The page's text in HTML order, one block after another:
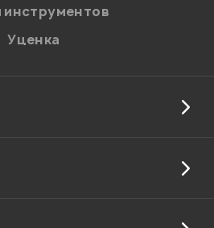
инструментов
Уценка